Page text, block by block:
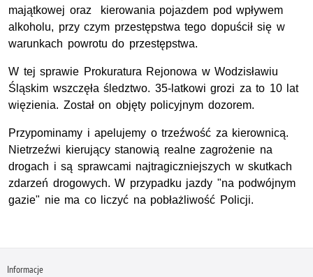
majątkowej oraz kierowania pojazdem pod wpływem
alkoholu, przy czym przestępstwa tego dopuścił się w
warunkach powrotu do przestępstwa.
W tej sprawie Prokuratura Rejonowa w Wodzisławiu
Śląskim wszczęła śledztwo. 35-latkowi grozi za to 10 lat
więzienia. Został on objęty policyjnym dozorem.
Przypominamy i apelujemy o trzeźwość za kierownicą.
Nietrzeźwi kierujący stanowią realne zagrożenie na
drogach i są sprawcami najtragiczniejszych w skutkach
zdarzeń drogowych. W przypadku jazdy "na podwójnym
gazie" nie ma co liczyć na pobłażliwość Policji.
Informacje